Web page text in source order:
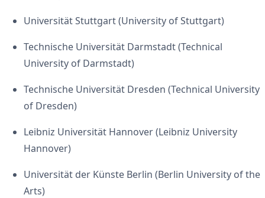
Universität Stuttgart (University of Stuttgart)
Technische Universität Darmstadt (Technical
University of Darmstadt)
Technische Universität Dresden (Technical University
of Dresden)
Leibniz Universität Hannover (Leibniz University
Hannover)
Universität der Künste Berlin (Berlin University of the
Arts)